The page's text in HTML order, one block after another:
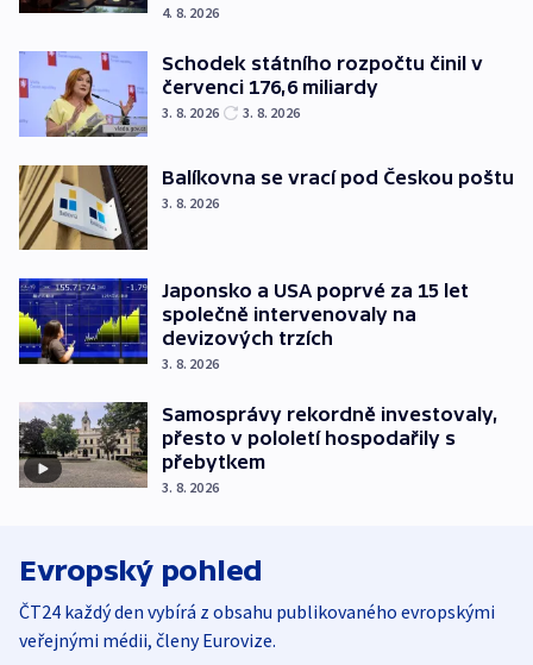
4. 8. 2026
Schodek státního rozpočtu činil v
červenci 176,6 miliardy
3. 8. 2026 3. 8. 2026
Balíkovna se vrací pod Českou poštu
3. 8. 2026
Japonsko a USA poprvé za 15 let
společně intervenovaly na
devizových trzích
3. 8. 2026
Samosprávy rekordně investovaly,
přesto v pololetí hospodařily s
přebytkem
3. 8. 2026
Evropský pohled
ČT24 každý den vybírá z obsahu publikovaného evropskými
veřejnými médii, členy Eurovize.